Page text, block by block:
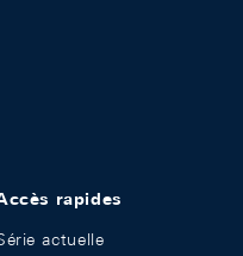
rapides
actuelle